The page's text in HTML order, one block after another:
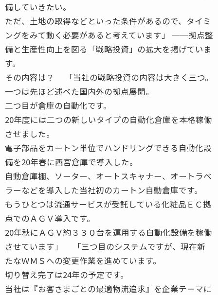
備していきたい。
ただ、土地の取得などといった条件があるので、タイミ
ングをみて動く必要があると考えています」 ──拠点整
備と生産性向上を図る「戦略投資」の拡大を掲げていま
す。
その内容は？ 「当社の戦略投資の内容は大きく三つ。
一つは先ほど述べた国内外の拠点展開。
二つ目が倉庫の自動化です。
20年度には二つの新しいタイプの自動化倉庫を本格稼働
させました。
電子部品をカートン単位でハンドリングできる自動化設
備を20年春に西宮倉庫で導入した。
自動倉庫棚、ソーター、オートスキャナー、オートラベ
ラーなどを導入した当社初のカートン自動倉庫です。
もうひとつは流通サービスが受託している化粧品ＥＣ拠
点でのＡＧＶ導入です。
20年秋にＡＧＶ約３３０台を運用する自動化設備を稼働
させています」 「三つ目のシステムですが、現在新
たなＷＭＳへの変更作業を進めています。
切り替え完了は24年の予定です。
当社は『お客さまごとの最適物流追求』を企業テーマに